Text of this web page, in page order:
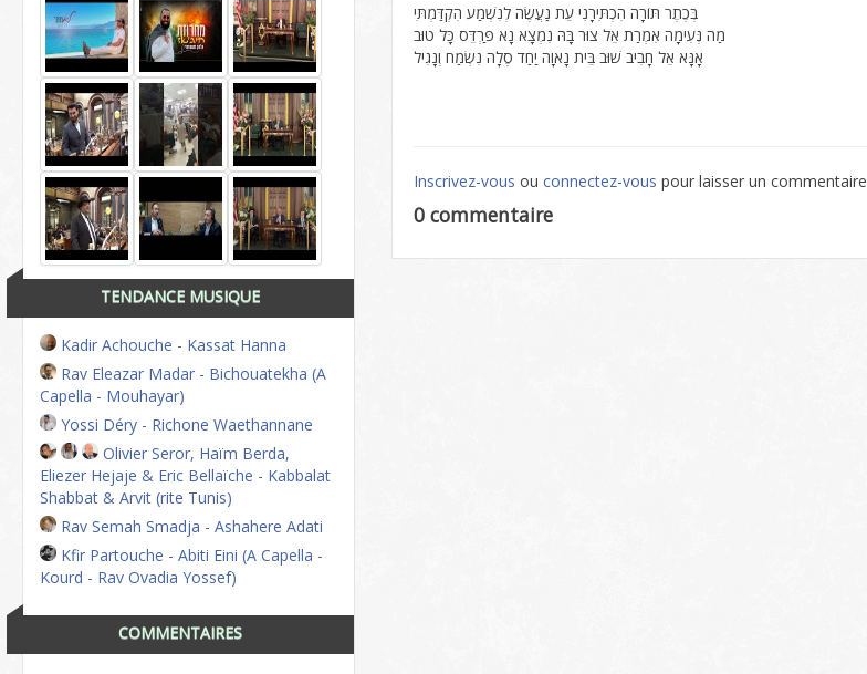
TENDANCE MUSIQUE
Kadir Achouche - Kassat Hanna
Rav Eleazar Madar - Bichouatekha (A
Capella - Mouhayar)
Yossi Déry - Richone Waethannane
Olivier Seror, Haïm Berda,
Eliezer Hejaje & Eric Bellaïche - Kabbalat
Shabbat & Arvit (rite Tunis)
Rav Semah Smadja - Ashahere Adati
Kfir Partouche - Abiti Eini (A Capella -
Kourd - Rav Ovadia Yossef)
COMMENTAIRES
בְּכֶתֶר תּוֹרָה הִכְתִּירָנִי עֵת נַעֲשֶׂה לְנִשְׁמַע הִקְדַּמְתִּי
מַה נְּעִימָה אִמְרַת אֵל צוּר בָּהּ נִמְצָא נָא פַּרְדֵּס כָּל טוּב
אָנָּא אֵל חָבִיב שׁוּב בֵּית נָאוָה יַחַד סֶלָה נִשְׂמַח וְנָגִיל
Inscrivez-vous ouconnectez-vous pour laisser un commentaire
0 commentaire